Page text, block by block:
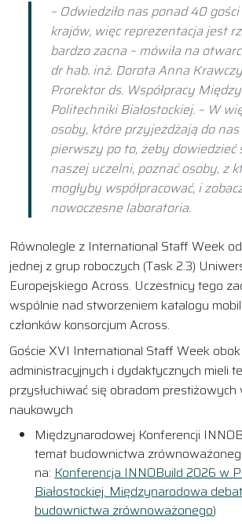
– Odwiedziło nas ponad 40
krajów, więc reprezentacja jest
bardzo zacna – mówiła na
dr hab. inż. Dorota Anna
Prorektor ds. Współpracy
Politechniki Białostockiej. – W
osoby, które przyjeżdżają do
pierwszy po to, żeby dowiedzieć
naszej uczelni, poznać osoby, z
mogłyby współpracować, i
nowoczesne laboratoria.
Równolegle z International Staff Week
jednej z grup roboczych (Task 2.3)
Europejskiego Across. Uczestnicy tego
wspólnie nad stworzeniem katalogu
członków konsorcjum Across.
Goście XVI International Staff Week
administracyjnych i dydaktycznych mieli
przysłuchiwać się obradom
naukowych
Międzynarodowej Konferencji
temat budownictwa
na: Konferencja INNOBuild 2026 w
Białostockiej. Międzynarodowa
budownictwa zrównoważonego)